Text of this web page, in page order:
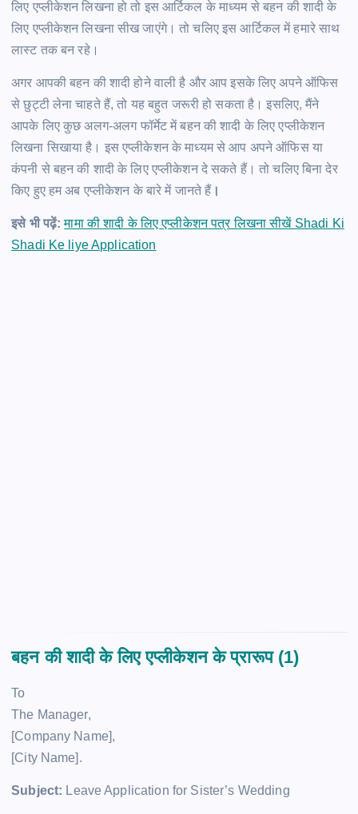
लिए एप्लीकेशन लिखना हो तो इस आर्टिकल के माध्यम से बहन की शादी के
लिए एप्लीकेशन लिखना सीख जाएंगे। तो चलिए इस आर्टिकल में हमारे साथ
लास्ट तक बन रहे।
अगर आपकी बहन की शादी होने वाली है और आप इसके लिए अपने ऑफिस
से छुट्टी लेना चाहते हैं, तो यह बहुत जरूरी हो सकता है। इसलिए, मैंने
आपके लिए कुछ अलग-अलग फॉर्मेट में बहन की शादी के लिए एप्लीकेशन
लिखना सिखाया है। इस एप्लीकेशन के माध्यम से आप अपने ऑफिस या
कंपनी से बहन की शादी के लिए एप्लीकेशन दे सकते हैं। तो चलिए बिना देर
किए हुए हम अब एप्लीकेशन के बारे में जानते हैं ।
इसे भी पढ़ें: मामा की शादी के लिए एप्लीकेशन पत्र लिखना सीखें Shadi Ki
Shadi Ke liye Application
बहन की शादी के लिए एप्लीकेशन के प्रारूप (1)
To
The Manager,
[Company Name],
[City Name].
Subject: Leave Application for Sister’s Wedding